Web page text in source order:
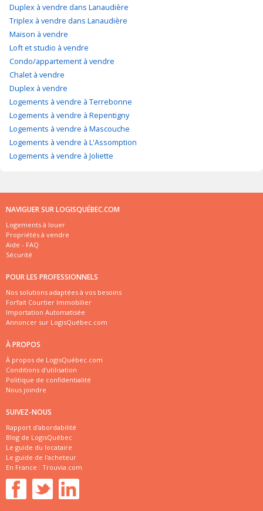
Duplex à vendre dans Lanaudière
Triplex à vendre dans Lanaudière
Maison à vendre
Loft et studio à vendre
Condo/appartement à vendre
Chalet à vendre
Duplex à vendre
Logements à vendre à Terrebonne
Logements à vendre à Repentigny
Logements à vendre à Mascouche
Logements à vendre à L'Assomption
Logements à vendre à Joliette
NAVIGUER SUR LOGISQUÉBEC.COM
Logements à louer
Propriétés à vendre
Aide - FAQ
Sécurité
POUR LES PROFESSIONNELS
Nos solutions adaptées à vos besoins
Forfait Courtier Immobilier
Importation Automatisée
Annoncer sur LogisQuébec.com
À PROPOS
À propos de LogisQuébec.com
Conditions d'utilisation
Politique de confidentialité
Nous joindre
SUIVEZ-NOUS
Rapport d'abordabilité
Blog de LogisQuébec
Le guide du locataire
Le guide de l'acheteur
En France : Trouvia.com